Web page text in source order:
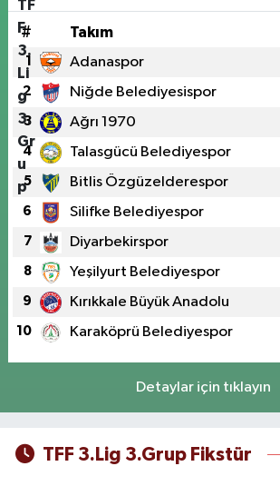
# Takım
1 Adanaspor
2 Niğde Belediyesispor
3 Ağrı 1970
4 Talasgücü Belediyespor
5 Bitlis Özgüzelderespor
6 Silifke Belediyespor
7 Diyarbekirspor
8 Yeşilyurt Belediyespor
9 Kırıkkale Büyük Anadolu
10 Karaköprü Belediyespor
Detaylar için tıklayın
TFF 3.Lig 3.Grup Fikstür